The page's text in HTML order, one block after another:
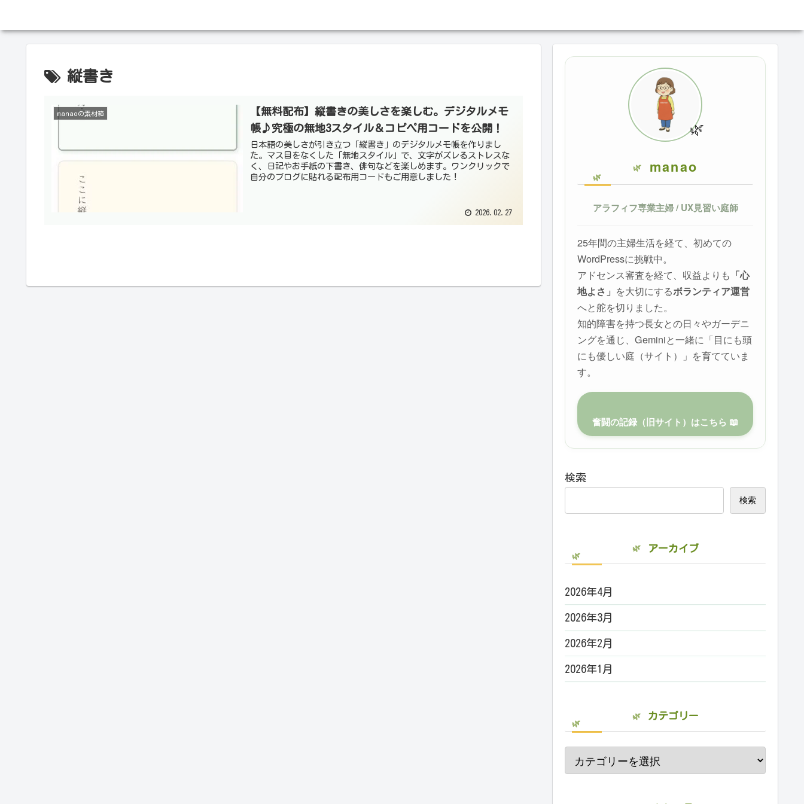
縦書き
manaoの素材箱
【無料配布】縦書きの美しさを楽しむ。デジタルメモ
帳♪究極の無地3スタイル＆コピペ用コードを公開！
日本語の美しさが引き立つ「縦書き」のデジタルメモ帳を作りまし
た。マス目をなくした「無地スタイル」で、文字がズレるストレスな
く、日記やお手紙の下書き、俳句などを楽しめます。ワンクリックで
自分のブログに貼れる配布用コードもご用意しました！
2026.02.27
🌿
manao
アラフィフ専業主婦 / UX見習い庭師
25年間の主婦生活を経て、初めての
WordPressに挑戦中。
アドセンス審査を経て、収益よりも 「心
地よさ」 を大切にするボランティア運営
へと舵を切りました。
知的障害を持つ長女との日々やガーデニ
ングを通じ、Geminiと一緒に「目にも頭
にも優しい庭（サイト）」を育てていま
す。
奮闘の記録（旧サイト）はこちら 📖
検索
検索
アーカイブ
2026年4月
2026年3月
2026年2月
2026年1月
カテゴリー